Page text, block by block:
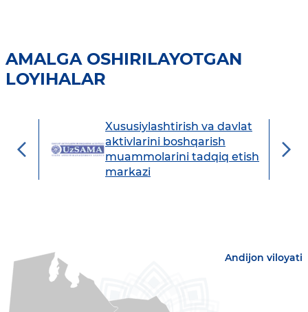
AMALGA OSHIRILAYOTGAN
LOYIHALAR
Xususiylashtirish va davlat
aktivlarini boshqarish
muammolarini tadqiq etish
markazi
Andijon viloyati